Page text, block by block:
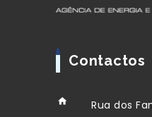
Contactos
Rua dos